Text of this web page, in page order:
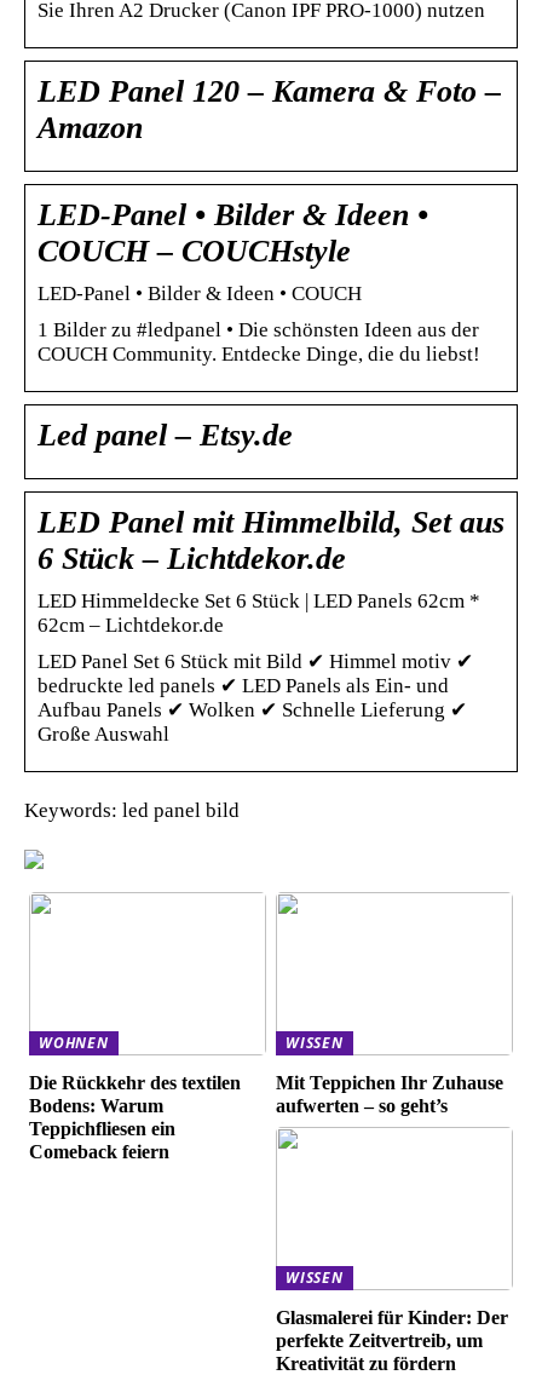
Sie Ihren A2 Drucker (Canon IPF PRO-1000) nutzen
LED Panel 120 – Kamera & Foto –
Amazon
LED-Panel • Bilder & Ideen •
COUCH – COUCHstyle
LED-Panel • Bilder & Ideen • COUCH
1 Bilder zu #ledpanel • Die schönsten Ideen aus der
COUCH Community. Entdecke Dinge, die du liebst!
Led panel – Etsy.de
LED Panel mit Himmelbild, Set aus
6 Stück – Lichtdekor.de
LED Himmeldecke Set 6 Stück | LED Panels 62cm *
62cm – Lichtdekor.de
LED Panel Set 6 Stück mit Bild ✔ Himmel motiv ✔
bedruckte led panels ✔ LED Panels als Ein- und
Aufbau Panels ✔ Wolken ✔ Schnelle Lieferung ✔
Große Auswahl
Keywords: led panel bild
WOHNEN
Die Rückkehr des textilen
Bodens: Warum
Teppichfliesen ein
Comeback feiern
WISSEN
Mit Teppichen Ihr Zuhause
aufwerten – so geht’s
WISSEN
Glasmalerei für Kinder: Der
perfekte Zeitvertreib, um
Kreativität zu fördern